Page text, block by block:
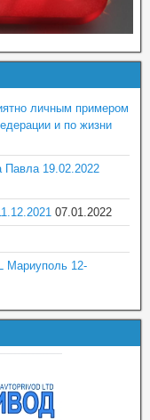
личным примером
и по жизни
19.02.2022
07.01.2022
Мариуполь 12-